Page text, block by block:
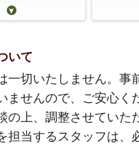
いて
一切いたしません。事
ませんので、ご安心く
の上、調整させていた
担当するスタッフは